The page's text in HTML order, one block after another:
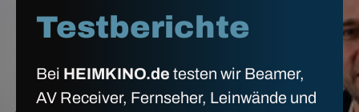
Testberichte
Bei HEIMKINO.de testen wir Beamer,
AV Receiver, Fernseher, Leinwände und